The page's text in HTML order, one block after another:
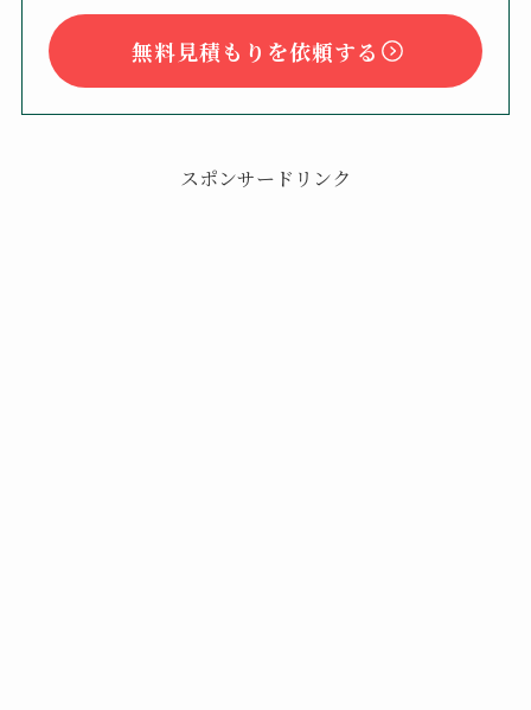
無料見積もりを依頼する
スポンサードリンク